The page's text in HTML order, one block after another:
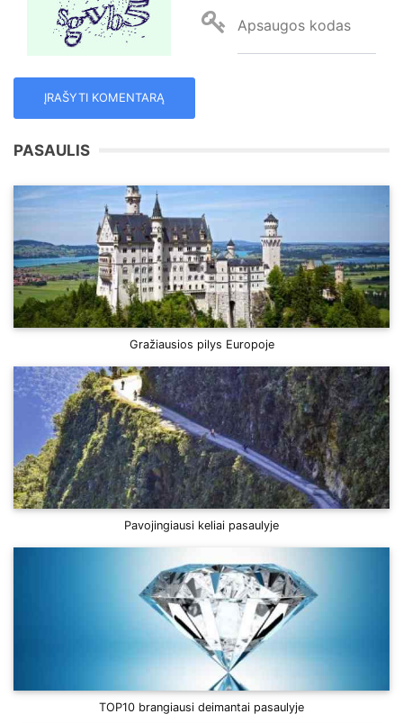
Apsaugos kodas
PASAULIS
Gražiausios pilys Europoje
Pavojingiausi keliai pasaulyje
TOP10 brangiausi deimantai pasaulyje